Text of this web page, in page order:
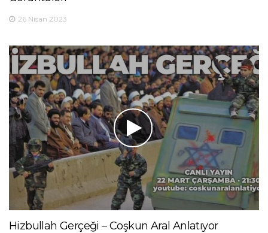
26 Nisan 2023
Hizbullah Gerçeği – Coşkun Aral Anlatıyor